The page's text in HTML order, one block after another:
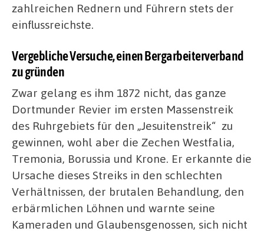
zahlreichen Rednern und Führern stets der
einflussreichste.
Vergebliche Versuche, einen Bergarbeiterverband
zu gründen
Zwar gelang es ihm 1872 nicht, das ganze
Dortmunder Revier im ersten Massenstreik
des Ruhrgebiets für den „Jesuitenstreik“ zu
gewinnen, wohl aber die Zechen Westfalia,
Tremonia, Borussia und Krone. Er erkannte die
Ursache dieses Streiks in den schlechten
Verhältnissen, der brutalen Behandlung, den
erbärmlichen Löhnen und warnte seine
Kameraden und Glaubensgenossen, sich nicht